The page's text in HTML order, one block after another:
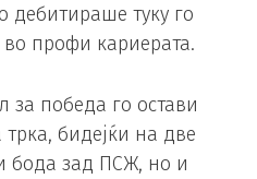
дебитираше туку го
профи кариерата.
за победа го остави
бидејќи на две
бода зад ПСЖ, но и